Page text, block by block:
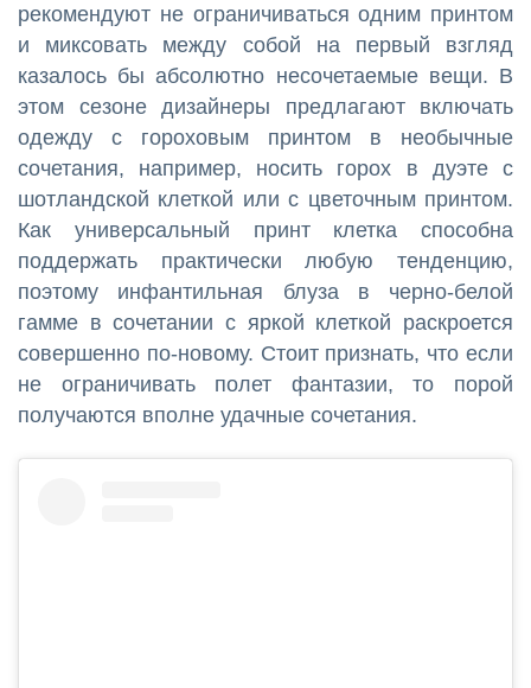
рекомендуют не ограничиваться одним принтом
и миксовать между собой на первый взгляд
казалось бы абсолютно несочетаемые вещи. В
этом сезоне дизайнеры предлагают включать
одежду с гороховым принтом в необычные
сочетания, например, носить горох в дуэте с
шотландской клеткой или с цветочным принтом.
Как универсальный принт клетка способна
поддержать практически любую тенденцию,
поэтому инфантильная блуза в черно-белой
гамме в сочетании с яркой клеткой раскроется
совершенно по-новому. Стоит признать, что если
не ограничивать полет фантазии, то порой
получаются вполне удачные сочетания.